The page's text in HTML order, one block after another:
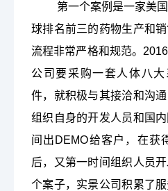
第一个案例是一家美
球排名前三的药物生产和
流程非常严格和规范。 2016
公司要采购一套人体八大
件，就积极与其接洽和沟
组织自身的开发人员和国
间出DEMO给客户，在获
后，又第一时间组织人员
个案子，实景公司积累了